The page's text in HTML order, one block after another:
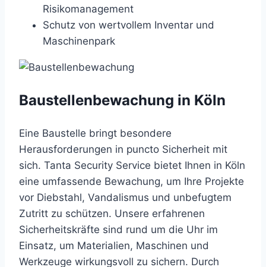
Risikomanagement
Schutz von wertvollem Inventar und
Maschinenpark
Baustellenbewachung in Köln
Eine Baustelle bringt besondere
Herausforderungen in puncto Sicherheit mit
sich. Tanta Security Service bietet Ihnen in Köln
eine umfassende Bewachung, um Ihre Projekte
vor Diebstahl, Vandalismus und unbefugtem
Zutritt zu schützen. Unsere erfahrenen
Sicherheitskräfte sind rund um die Uhr im
Einsatz, um Materialien, Maschinen und
Werkzeuge wirkungsvoll zu sichern. Durch